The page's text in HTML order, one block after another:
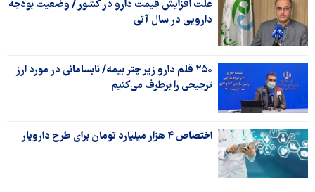
علت افزایش قیمت دارو در کشور / وضعیت بودجه
دارویی در سال آتی
۲۵۰ قلم دارو زیر چتر بیمه/ نابسامانی در مورد ارز
ترجیحی را برطرف می‌کنیم
اختصاص ۴ هزار میلیارد تومان برای طرح دارویار